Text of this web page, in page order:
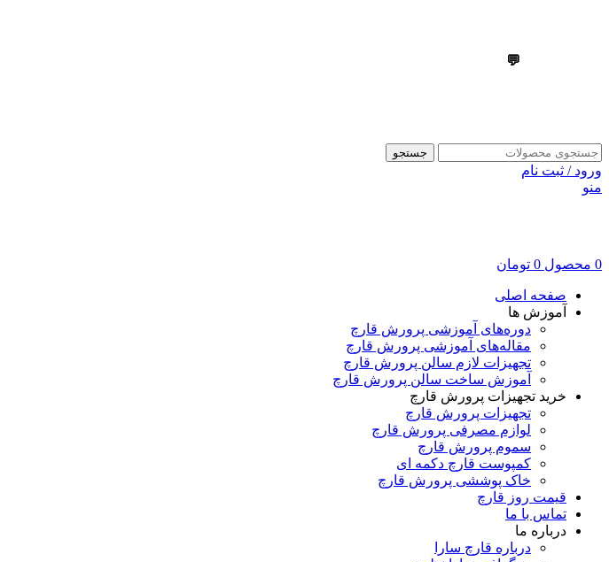
💬
جستجو
ورود / ثبت نام
منو
0 محصول 0 تومان
صفحه اصلی
آموزش ها
دوره‌های آموزشی پرورش قارچ
مقاله‌های آموزشی پرورش قارچ
تجهیزات لازم سالن پرورش قارچ
آموزش ساخت سالن پرورش قارچ
خرید تجهیزات پرورش قارچ
تجهیزات پرورش قارچ
لوازم مصرفی پرورش قارچ
سموم پرورش قارچ
کمپوست قارچ دکمه‌ ای
خاک پوششی پرورش قارچ
قیمت روز قارچ
تماس با ما
درباره ما
درباره قارچ سارا